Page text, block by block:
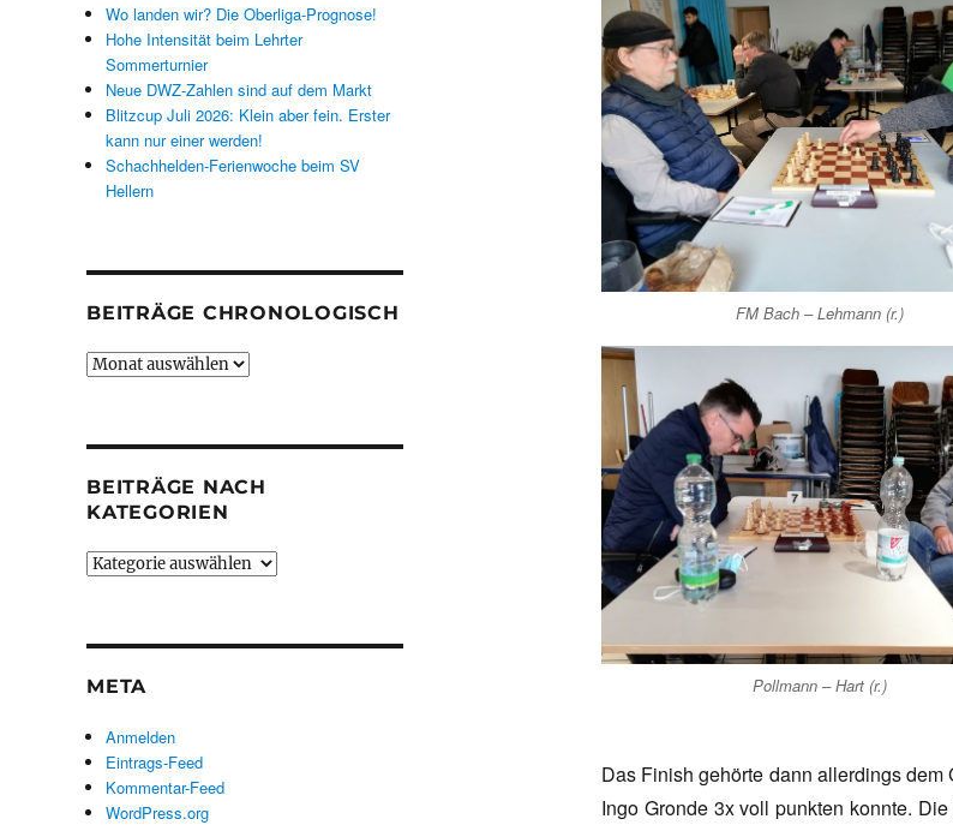
FM Bach – Lehmann (r.)
Pollmann – Hart (r.)
Das Finish gehörte dann allerdings dem
Ingo Gronde 3x voll punkten konnte.
Wo landen wir? Die Oberliga-Prognose!
Hohe Intensität beim Lehrter
Sommerturnier
Neue DWZ-Zahlen sind auf dem Markt
Blitzcup Juli 2026: Klein aber fein. Erster
kann nur einer werden!
Schachhelden-Ferienwoche beim SV
Hellern
BEITRÄGE CHRONOLOGISCH
Beiträge
BEITRÄGE NACH
KATEGORIEN
Beiträge
META
Anmelden
Eintrags-Feed
Kommentar-Feed
WordPress.org